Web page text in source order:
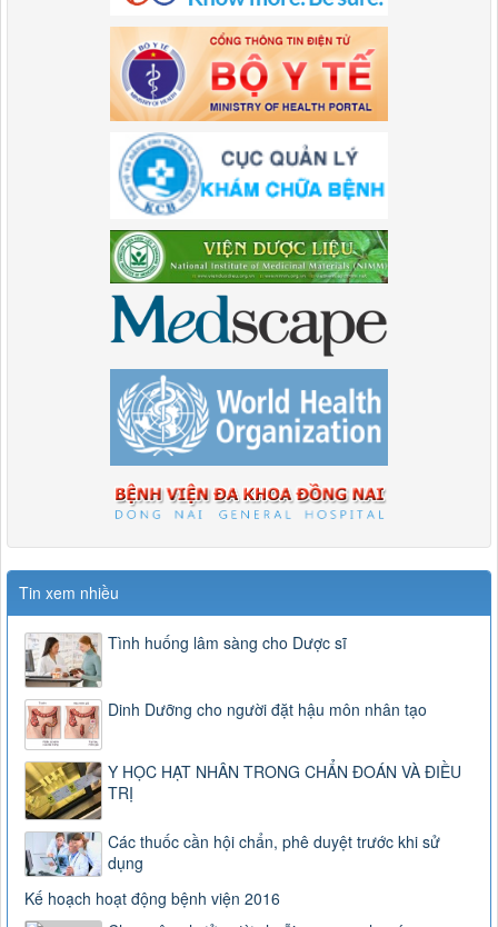
Tin xem nhiều
Tình huống lâm sàng cho Dược sĩ
Dinh Dưỡng cho người đặt hậu môn nhân tạo
Y HỌC HẠT NHÂN TRONG CHẨN ĐOÁN VÀ ĐIỀU
TRỊ
Các thuốc cần hội chẩn, phê duyệt trước khi sử
dụng
Kế hoạch hoạt động bệnh viện 2016